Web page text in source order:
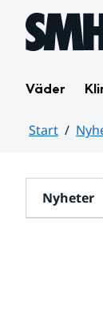
Hoppa till
Väder
Start
Nyheter